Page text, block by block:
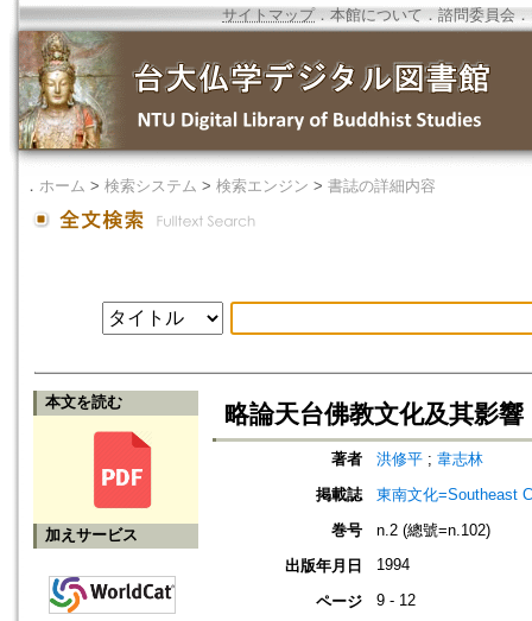
サイトマップ．本館について ． 諮問委員会 ．
． ホーム > 検索システム > 検索エンジン > 書誌の詳細内容
本文を読む
加えサービス
略論天台佛教文化及其影響
著者 洪修平 ; 韋志林
掲載誌
東南文化=Southeast
巻号
n.2 (總號=n.102)
出版年月日
1994
ページ 9 - 12